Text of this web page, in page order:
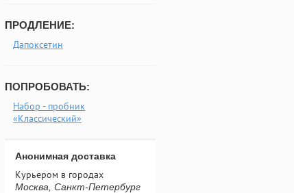
ПРОДЛЕНИЕ:
Дапоксетин
ПОПРОБОВАТЬ:
Набор - пробник
«Классический»
Анонимная доставка
Курьером в городах
Москва, Санкт-Петербург